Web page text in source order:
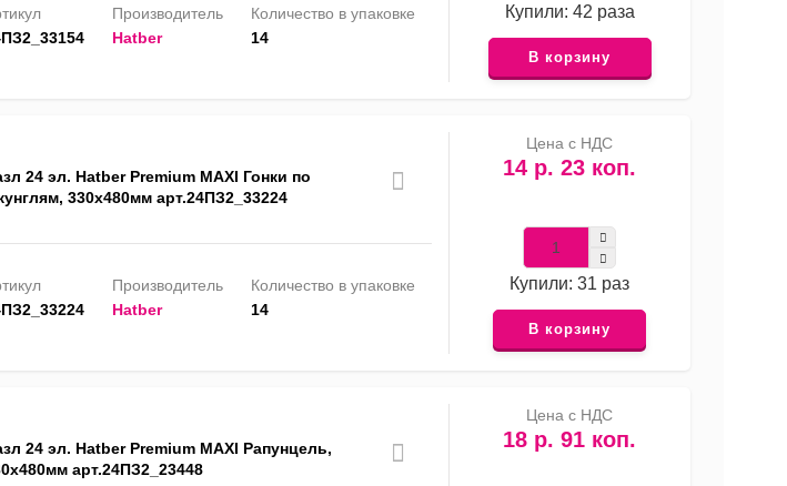
Производитель
Hatber
Количество в упаковке
14
Купили: 42 раза
В корзину
24 эл. Hatber Premium MAXI Гонки по
330х480мм арт.24ПЗ2_33224
Производитель
Hatber
Количество в упаковке
14
Цена с НДС
14 р. 23 коп.
Купили: 31 раз
В корзину
24 эл. Hatber Premium MAXI Рапунцель,
арт.24ПЗ2_23448
Цена с НДС
18 р. 91 коп.